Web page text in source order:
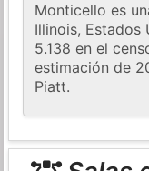
Monticello es
Illinois, Estados
5.138 en el
estimación de
Piatt.